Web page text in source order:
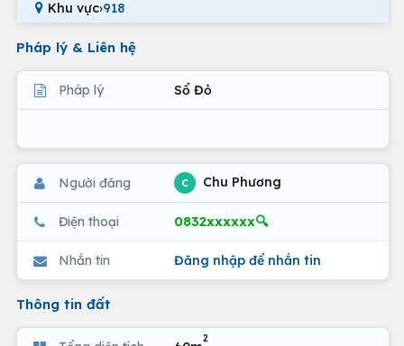
Khu vực›918
Pháp lý & Liên hệ
Pháp lý Sổ Đỏ
Người đăng C Chu Phương
Điện thoại 0832xxxxxx🔍
Nhắn tin Đăng nhập để nhắn tin
Thông tin đất
2